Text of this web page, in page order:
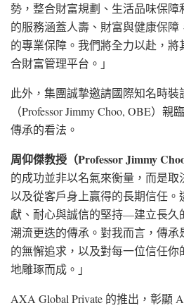
勢，整合財富規劃、生活品味保
的服務涵蓋人壽、財富與健康保
的專業保障。我們將全力以赴，
合財富管理平台。」
此外，集團誠摯邀請國際知名時
（Professor Jimmy Choo, OBE）
傳承的看法。
周仰傑教授（Professor Jimmy
的成功並非以名氣來衡量，而是取
以及從客戶身上贏得的長期信任
獻、耐心與誠信的堅持—建立長久
潮流更迭的傳承。對我而言，傳
的無懈追求，以及對每一位信任
地雕琢而成。」
AXA Global Private 的推出，彰顯